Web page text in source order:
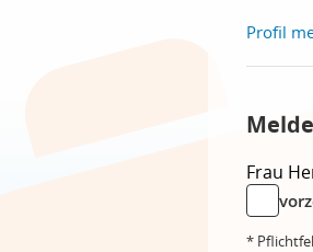
Profil
Frau
*